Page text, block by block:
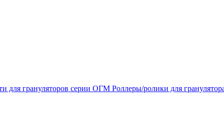
для грануляторов серии ОГМ Роллеры/ролики для